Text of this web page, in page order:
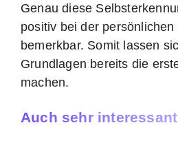
Genau diese
positiv bei der persönlichen
bemerkbar. Somit lassen
Grundlagen bereits die
machen.
Auch sehr interessant